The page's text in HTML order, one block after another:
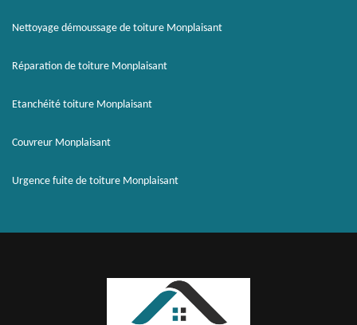
Nettoyage démoussage de toiture Monplaisant
Réparation de toiture Monplaisant
Etanchéité toiture Monplaisant
Couvreur Monplaisant
Urgence fuite de toiture Monplaisant